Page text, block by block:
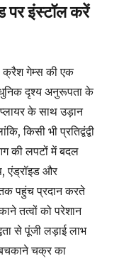
पर इंस्टॉल करें
क्रैश गेम्स की एक
दृश्य अनुरूपता के
के साथ उड़ान
किसी भी प्रतिद्वंद्वी
की लपटों में बदल
एंड्रॉइड और
पहुंच प्रदान करते
तत्वों को परेशान
से पूंजी लड़ाई लाभ
चक्र का